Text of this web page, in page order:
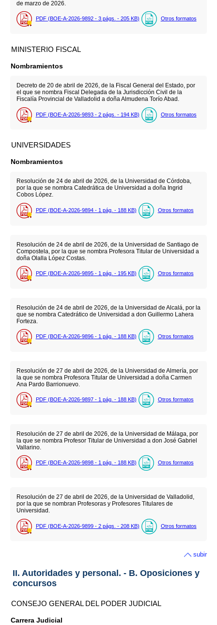
de marzo de 2026.
PDF (BOE-A-2026-9892 - 3 págs. - 205 KB) Otros formatos
MINISTERIO FISCAL
Nombramientos
Decreto de 20 de abril de 2026, de la Fiscal General del Estado, por
el que se nombra Fiscal Delegada de la Jurisdicción Civil de la
Fiscalía Provincial de Valladolid a doña Almudena Torío Abad.
PDF (BOE-A-2026-9893 - 2 págs. - 194 KB) Otros formatos
UNIVERSIDADES
Nombramientos
Resolución de 24 de abril de 2026, de la Universidad de Córdoba,
por la que se nombra Catedrática de Universidad a doña Ingrid
Cobos López.
PDF (BOE-A-2026-9894 - 1 pág. - 188 KB) Otros formatos
Resolución de 24 de abril de 2026, de la Universidad de Santiago de
Compostela, por la que se nombra Profesora Titular de Universidad a
doña Olalla López Costas.
PDF (BOE-A-2026-9895 - 1 pág. - 195 KB) Otros formatos
Resolución de 24 de abril de 2026, de la Universidad de Alcalá, por la
que se nombra Catedrático de Universidad a don Guillermo Lahera
Forteza.
PDF (BOE-A-2026-9896 - 1 pág. - 188 KB) Otros formatos
Resolución de 27 de abril de 2026, de la Universidad de Almería, por
la que se nombra Profesora Titular de Universidad a doña Carmen
Ana Pardo Barrionuevo.
PDF (BOE-A-2026-9897 - 1 pág. - 188 KB) Otros formatos
Resolución de 27 de abril de 2026, de la Universidad de Málaga, por
la que se nombra Profesor Titular de Universidad a don José Gabriel
Vallarino.
PDF (BOE-A-2026-9898 - 1 pág. - 188 KB) Otros formatos
Resolución de 27 de abril de 2026, de la Universidad de Valladolid,
por la que se nombran Profesoras y Profesores Titulares de
Universidad.
PDF (BOE-A-2026-9899 - 2 págs. - 208 KB) Otros formatos
subir
II. Autoridades y personal. - B. Oposiciones y
concursos
CONSEJO GENERAL DEL PODER JUDICIAL
Carrera Judicial